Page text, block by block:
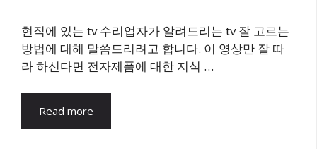
현직에 있는 tv 수리업자가 알려드리는 tv 잘 고르는
방법에 대해 말씀드리려고 합니다. 이 영상만 잘 따
라 하신다면 전자제품에 대한 지식 …
Read more